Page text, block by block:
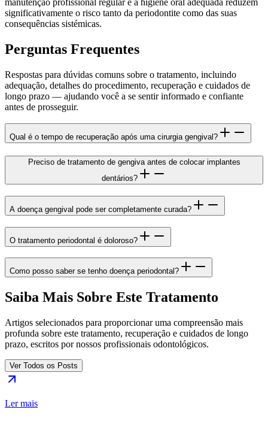
significativamente o risco tanto da periodontite como das suas
consequências sistémicas.
Perguntas Frequentes
Respostas para dúvidas comuns sobre o tratamento, incluindo
adequação, detalhes do procedimento, recuperação e cuidados de
longo prazo — ajudando você a se sentir informado e confiante
antes de prosseguir.
Qual é o tempo de recuperação após uma cirurgia gengival?
Preciso de tratamento de gengiva antes de colocar implantes
dentários?
A doença gengival pode ser completamente curada?
O tratamento periodontal é doloroso?
Como posso saber se tenho doença periodontal?
Saiba Mais Sobre Este Tratamento
Artigos selecionados para proporcionar uma compreensão mais
profunda sobre este tratamento, recuperação e cuidados de longo
prazo, escritos por nossos profissionais odontológicos.
Ver Todos os Posts
Ler mais